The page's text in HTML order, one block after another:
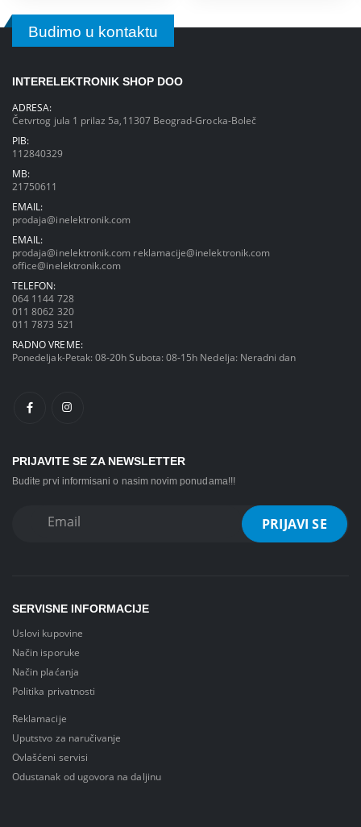
Budimo u kontaktu
INTERELEKTRONIK SHOP DOO
ADRESA:
Četvrtog jula 1 prilaz 5a,11307 Beograd-Grocka-Boleč
PIB:
112840329
MB:
21750611
EMAIL:
prodaja@inelektronik.com
EMAIL:
prodaja@inelektronik.com reklamacije@inelektronik.com
office@inelektronik.com
TELEFON:
064 1144 728
011 8062 320
011 7873 521
RADNO VREME:
Ponedeljak-Petak: 08-20h Subota: 08-15h Nedelja: Neradni dan
PRIJAVITE SE ZA NEWSLETTER
Budite prvi informisani o nasim novim ponudama!!!
SERVISNE INFORMACIJE
Uslovi kupovine
Način isporuke
Način plaćanja
Politika privatnosti
Reklamacije
Uputstvo za naručivanje
Ovlašćeni servisi
Odustanak od ugovora na daljinu